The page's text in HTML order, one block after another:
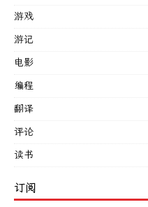
游戏
游记
电影
编程
翻译
评论
读书
订阅